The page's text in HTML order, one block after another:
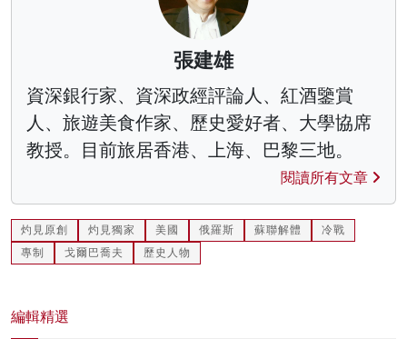
張建雄
資深銀行家、資深政經評論人、紅酒鑒賞
人、旅遊美食作家、歷史愛好者、大學協席
教授。目前旅居香港、上海、巴黎三地。
閱讀所有文章
灼見原創 灼見獨家 美國 俄羅斯 蘇聯解體
冷戰
專制
戈爾巴喬夫 歷史人物
編輯精選